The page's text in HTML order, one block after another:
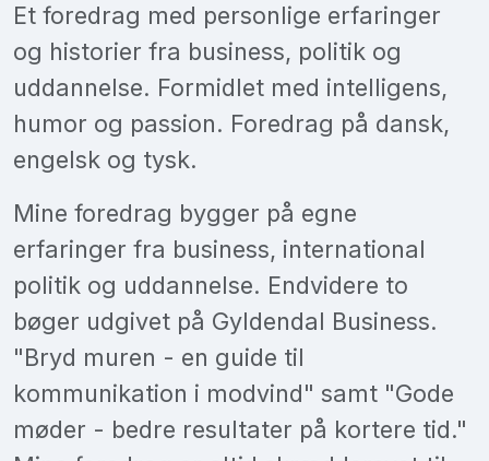
Et foredrag med personlige erfaringer
og historier fra business, politik og
uddannelse. Formidlet med intelligens,
humor og passion. Foredrag på dansk,
engelsk og tysk.
Mine foredrag bygger på egne
erfaringer fra business, international
politik og uddannelse. Endvidere to
bøger udgivet på Gyldendal Business.
"Bryd muren - en guide til
kommunikation i modvind" samt "Gode
møder - bedre resultater på kortere tid."